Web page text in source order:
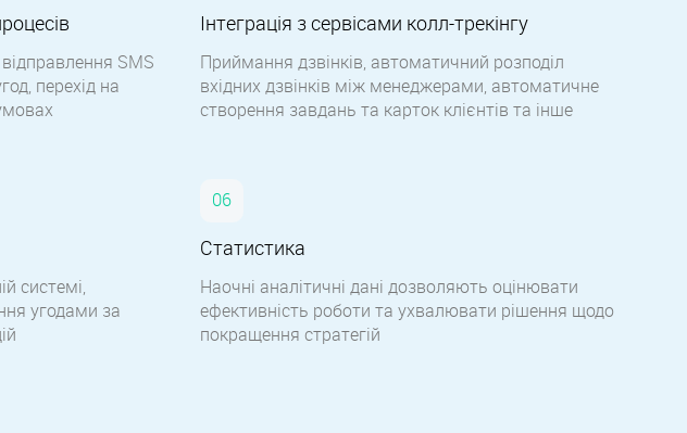
SMS
перехід на
Інтеграція з сервісами колл-трекінгу
Приймання дзвінків, автоматичний розподіл
вхідних дзвінків між менеджерами, автоматичне
створення завдань та карток клієнтів та інше
системі,
угодами за
Статистика
Наочні аналітичні дані дозволяють оцінювати
ефективність роботи та ухвалювати рішення щодо
покращення стратегій